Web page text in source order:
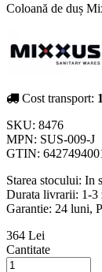
Coloană de duș
Cost transport:
SKU: 8476
MPN: SUS-009-J
GTIN:
Starea stocului: In
Durata livrarii: 1-3
Garantie: 24 luni,
364 Lei
Cantitate